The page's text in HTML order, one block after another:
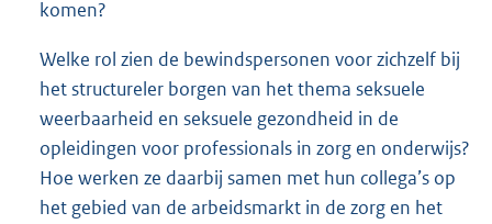
komen?
Welke rol zien de bewindspersonen voor zichzelf bij
het structureler borgen van het thema seksuele
weerbaarheid en seksuele gezondheid in de
opleidingen voor professionals in zorg en onderwijs?
Hoe werken ze daarbij samen met hun collega’s op
het gebied van de arbeidsmarkt in de zorg en het